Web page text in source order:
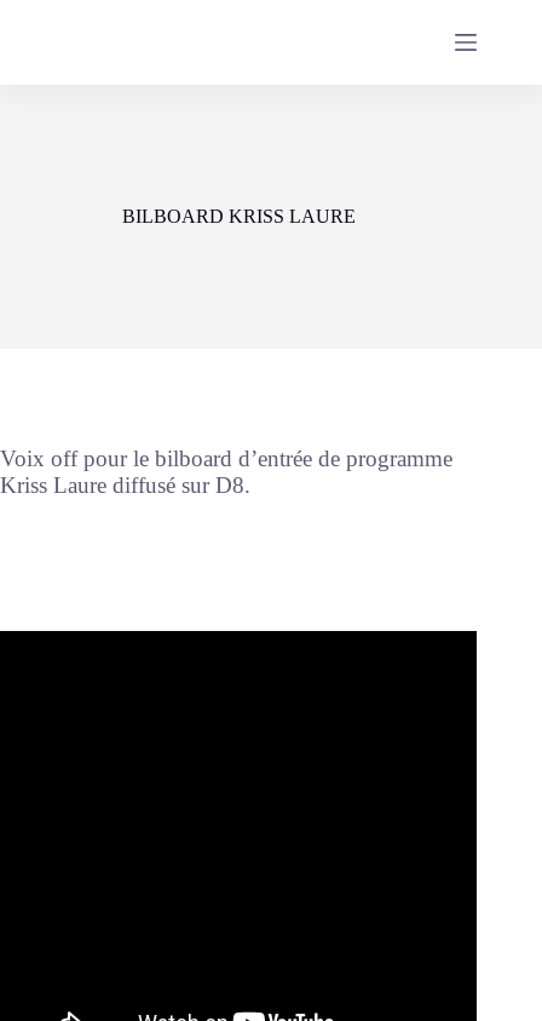
BILBOARD KRISS LAURE
Voix off pour le bilboard d’entrée de programme
Kriss Laure diffusé sur D8.